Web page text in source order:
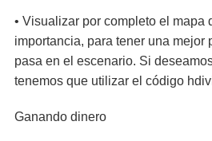
• Visualizar por completo el mapa
importancia, para tener una mejor
pasa en el escenario. Si
tenemos que utilizar el código
Ganando dinero